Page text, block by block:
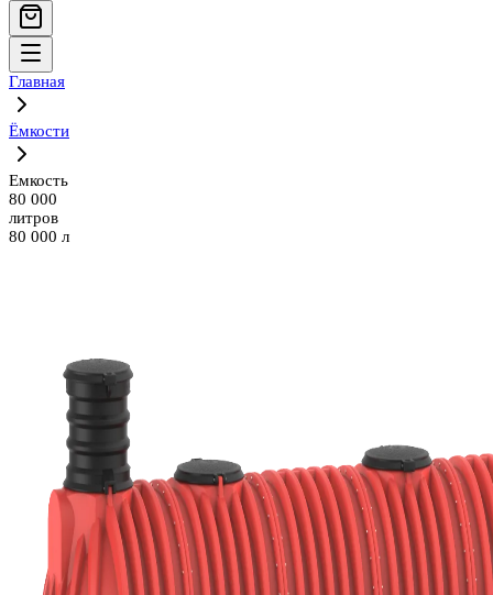
Главная
Ёмкости
Емкость
80 000
литров
80 000 л